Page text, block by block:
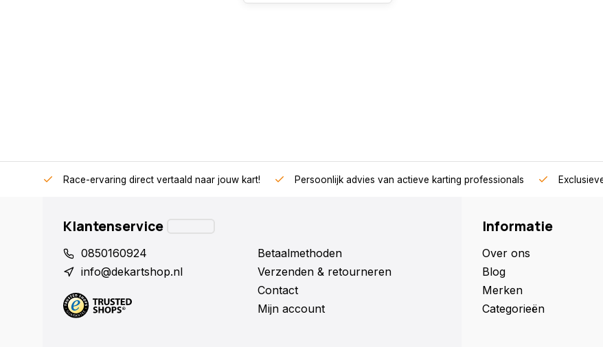
Race-ervaring direct vertaald naar jouw kart! Persoonlijk advies van actieve karting professionals
Klantenservice
0850160924
info@dekartshop.nl
Betaalmethoden
Verzenden & retourneren
Contact
Mijn account
Informatie
Over ons
Blog
Merken
Categorieën